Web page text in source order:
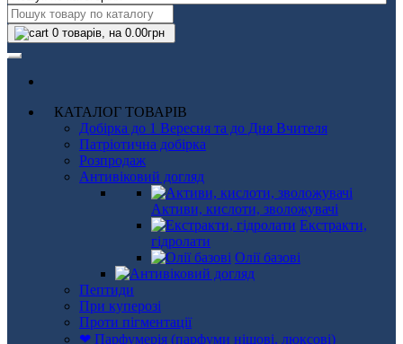
0 товарів, на 0.00грн
КАТАЛОГ ТОВАРІВ
Добірка до 1 Вересня та до Дня Вчителя
Патріотична добірка
Розпродаж
Антивіковий догляд
Активи, кислоти, зволожувачі
Екстракти,
гідролати
Олії базові
Пептиди
При куперозі
Проти пігментації
❤ Парфумерія (парфуми нішові, люксові)